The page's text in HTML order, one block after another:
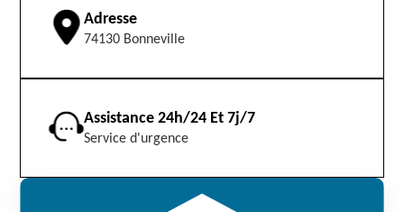
Adresse
74130 Bonneville
Assistance 24h/24 Et 7j/7
Service d'urgence